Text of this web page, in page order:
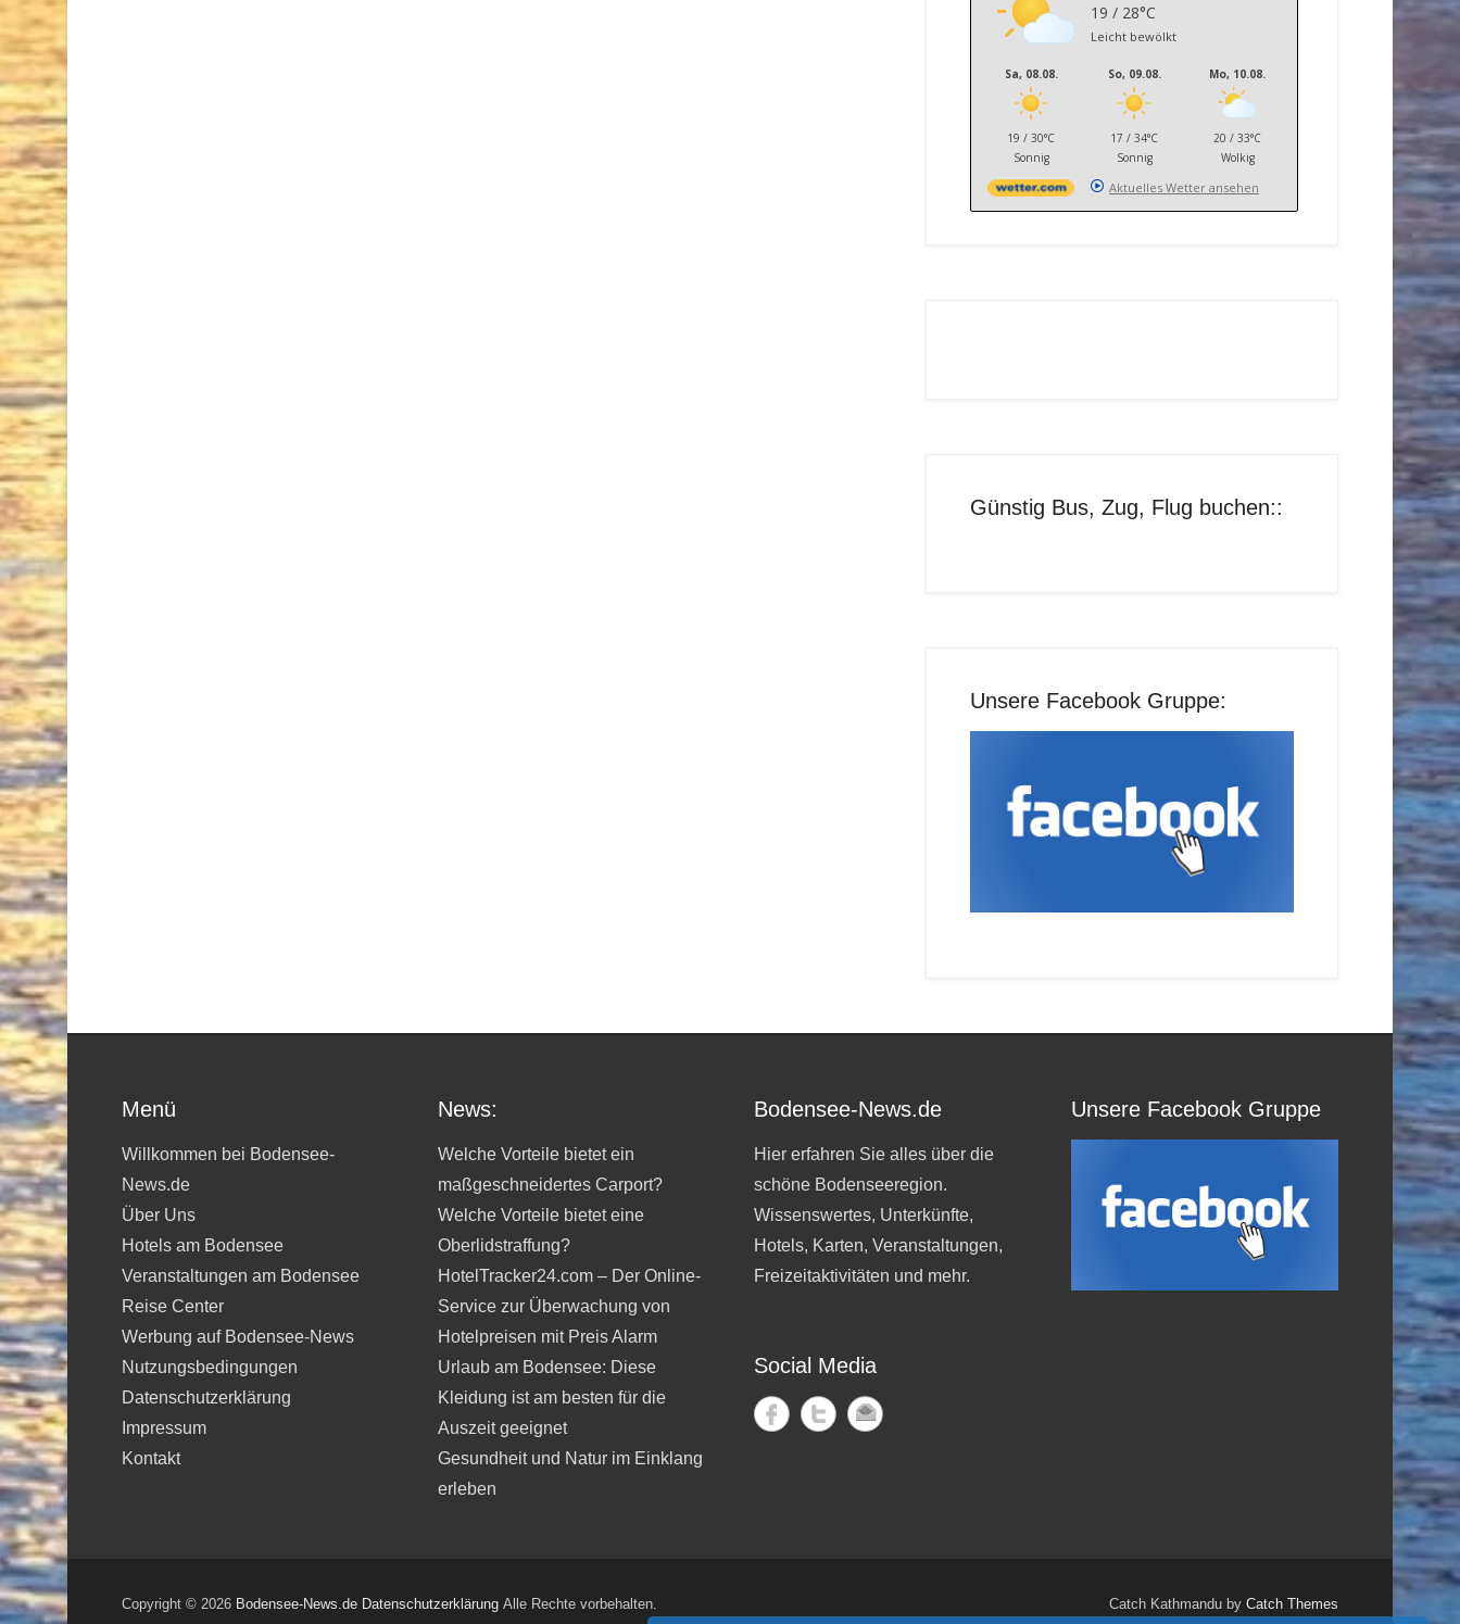
19 / 28°C
Leicht bewölkt
Sa, 08.08.
19 / 30°C
Sonnig
So, 09.08.
17 / 34°C
Sonnig
Mo, 10.08.
20 / 33°C
Wolkig
Aktuelles Wetter ansehen
Günstig Bus, Zug, Flug buchen::
Unsere Facebook Gruppe:
Menü
Willkommen bei Bodensee-
News.de
Über Uns
Hotels am Bodensee
Veranstaltungen am Bodensee
Reise Center
Werbung auf Bodensee-News
Nutzungsbedingungen
Datenschutzerklärung
Impressum
Kontakt
News:
Welche Vorteile bietet ein
maßgeschneidertes Carport?
Welche Vorteile bietet eine
Oberlidstraffung?
HotelTracker24.com – Der Online-
Service zur Überwachung von
Hotelpreisen mit Preis Alarm
Urlaub am Bodensee: Diese
Kleidung ist am besten für die
Auszeit geeignet
Gesundheit und Natur im Einklang
erleben
Bodensee-News.de
Hier erfahren Sie alles über die
schöne Bodenseeregion.
Wissenswertes, Unterkünfte,
Hotels, Karten, Veranstaltungen,
Freizeitaktivitäten und mehr.
Social Media
Unsere Facebook Gruppe
Copyright © 2026 Bodensee-News.de Datenschutzerklärung Alle Rechte vorbehalten. Catch Kathmandu by Catch Themes